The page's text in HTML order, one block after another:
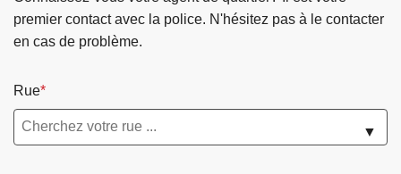
premier contact avec la police. N'hésitez pas à le contacter
en cas de problème.
Rue
▼